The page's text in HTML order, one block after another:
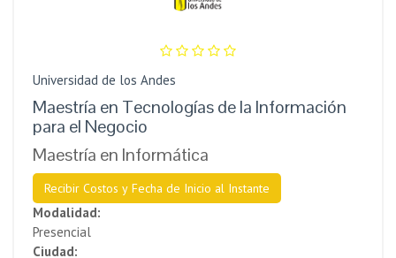
Universidad de los Andes
Maestría en Tecnologías de la Información
para el Negocio
Maestría en Informática
Recibir Costos y Fecha de Inicio al Instante
Modalidad:
Presencial
Ciudad: